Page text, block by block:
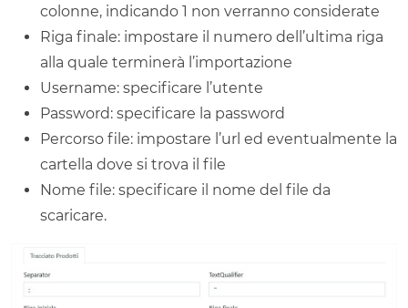
colonne, indicando 1 non verranno considerate
Riga finale: impostare il numero dell’ultima riga
alla quale terminerà l’importazione
Username: specificare l’utente
Password: specificare la password
Percorso file: impostare l’url ed eventualmente la
cartella dove si trova il file
Nome file: specificare il nome del file da
scaricare.